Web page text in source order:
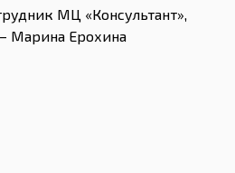
МЦ «Консультант»,
Марина Ерохина